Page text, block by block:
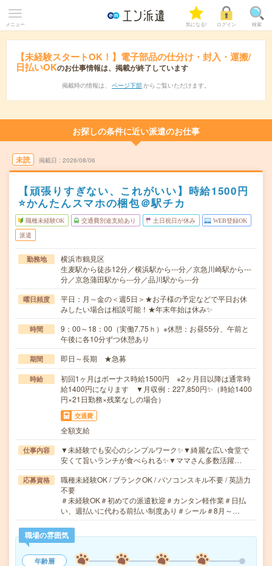
メニュー 気になる! ログイン 検索
【未経験スタートOK！】電子部品の仕分け・封入・運搬/
日払いOKのお仕事情報は、掲載が終了しています
掲載時の情報は、 ページ下部 からご覧いただけます。
お探しの条件に近い派遣のお仕事
未読 掲載日 2026/08/06
【頑張りすぎない、これがいい】時給1500円
⭐かんたんスマホの梱包＠駅チカ
職種未経験OK 交通費別途支給あり 土日祝日が休み WEB登録OK
派遣
勤務地
横浜市鶴見区
生麦駅から徒歩12分／横浜駅から---分／京急川崎駅から---
分／京急蒲田駅から---分／品川駅から---分
曜日頻度
平日：月～金の＜週5日＞★お子様の予定などで平日お休
みしたい場合は相談可能！★年末年始は休み✨
時間
9：00～18：00（実働7.75ｈ）※休憩：お昼55分、午前と
午後に各10分ずつ休憩あり
期間 即日～長期 ★急募
時給
初回1ヶ月はボーナス時給1500円 ※2ヶ月目以降は通常時
給1400円になります ▼月収例：227,850円✨（時給1400
円×21日勤務×残業なしの場合）
交通費
全額支給
仕事内容
▼未経験でも安心のシンプルワーク✨▼綺麗な広い食堂で
安くて旨いランチが食べられる✨▼ママさん多数活躍…
応募資格
職種未経験OK / ブランクOK / パソコンスキル不要 / 英語力
不要
＃未経験OK＃初めての派遣歓迎＃カンタン軽作業＃日払
い、週払いに代わる前払い制度あり＃シール＃8月～…
職場の雰囲気
年齢層